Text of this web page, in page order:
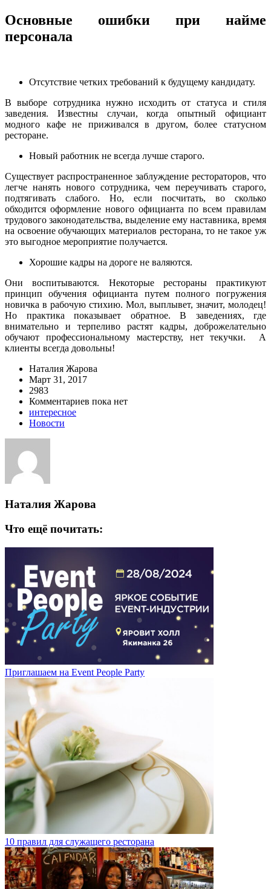
Основные ошибки при найме
персонала
Отсутствие четких требований к будущему кандидату.
В выборе сотрудника нужно исходить от статуса и стиля
заведения. Известны случаи, когда опытный официант
модного кафе не приживался в другом, более статусном
ресторане.
Новый работник не всегда лучше старого.
Существует распространенное заблуждение рестораторов, что
легче нанять нового сотрудника, чем переучивать старого,
подтягивать слабого. Но, если посчитать, во сколько
обходится оформление нового официанта по всем правилам
трудового законодательства, выделение ему наставника, время
на освоение обучающих материалов ресторана, то не такое уж
это выгодное мероприятие получается.
Хорошие кадры на дороге не валяются.
Они воспитываются. Некоторые рестораны практикуют
принцип обучения официанта путем полного погружения
новичка в рабочую стихию. Мол, выплывет, значит, молодец!
Но практика показывает обратное. В заведениях, где
внимательно и терпеливо растят кадры, доброжелательно
обучают профессиональному мастерству, нет текучки. А
клиенты всегда довольны!
Наталия Жарова
Март 31, 2017
2983
Комментариев пока нет
интересное
Новости
Наталия Жарова
Что ещё почитать:
Приглашаем на Event People Party
10 правил для служащего ресторана